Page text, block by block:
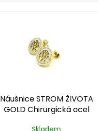
Náušnice STROM ŽIVOTA
GOLD Chirurgická ocel